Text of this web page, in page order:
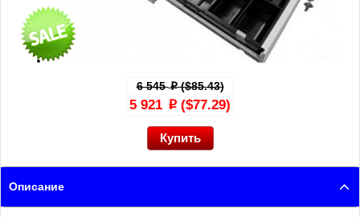
6 545p($85.43)
5 921 p ($77.29)
Описание